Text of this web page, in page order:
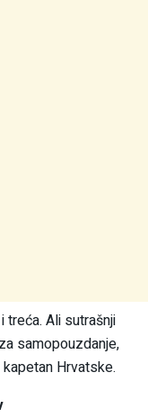
treća. Ali sutrašnji
samopouzdanje,
Hrvatske.